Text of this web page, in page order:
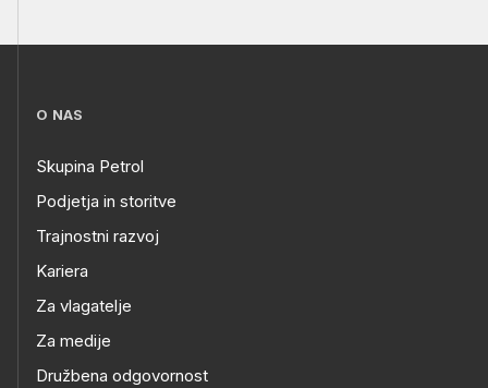
O NAS
Skupina Petrol
Podjetja in storitve
Trajnostni razvoj
Kariera
Za vlagatelje
Za medije
Družbena odgovornost